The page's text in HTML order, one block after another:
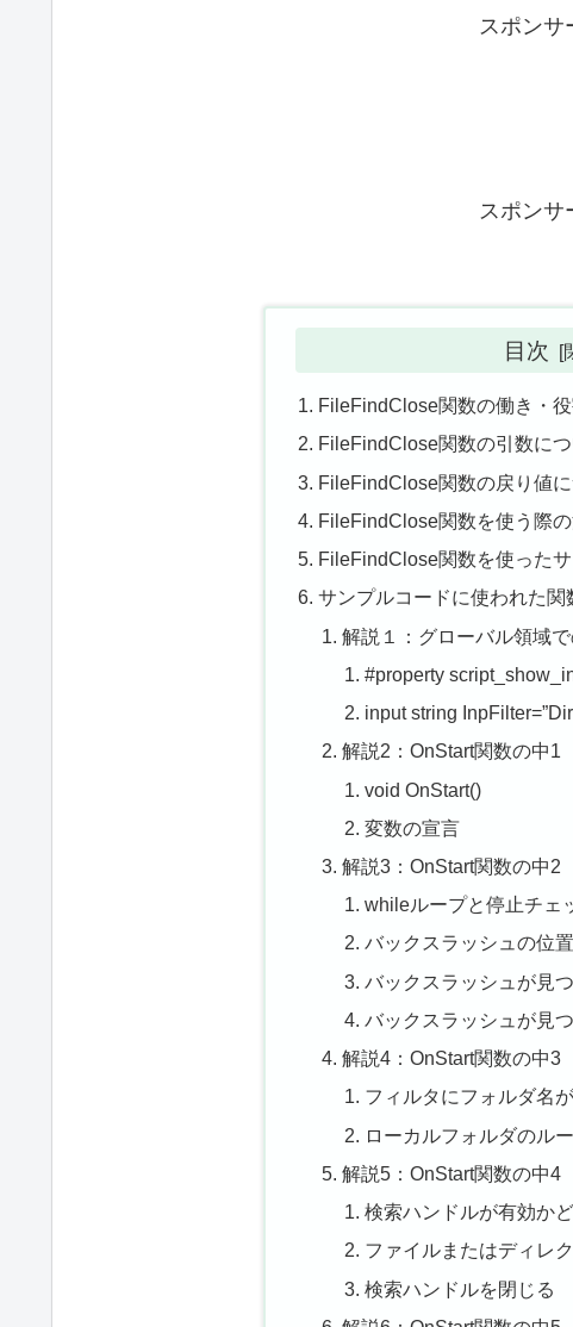
スポンサ
スポンサ
目次
FileFindClose関数の働き・
FileFindClose関数の引数に
FileFindClose関数の戻り値
FileFindClose関数を使う際
FileFindClose関数を使った
サンプルコードに使われた関
解説１：グローバル領域
#property
input string
解説2：OnStart関数の中1
void OnStart()
変数の宣言
解説3：OnStart関数の中2
whileループと停止チェ
バックスラッシュの位
バックスラッシュが見
バックスラッシュが見
解説4：OnStart関数の中3
フィルタにフォルダ名
ローカルフォルダのル
解説5：OnStart関数の中4
検索ハンドルが有効か
ファイルまたはディレ
検索ハンドルを閉じる